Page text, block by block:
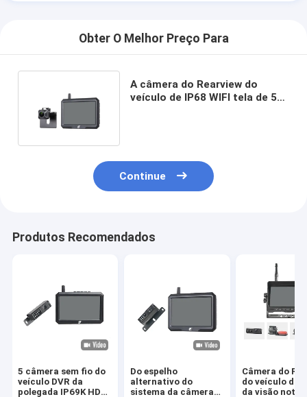
Obter O Melhor Preço Para
A câmera do Rearview do
veículo de IP68 WIFI tela de 5
Continue
Produtos Recomendados
5 câmera sem fio do
veículo DVR da
polegada IP69K HD
Do espelho
alternativo do
sistema da câmera
Câmera do
do veículo dos
da visão